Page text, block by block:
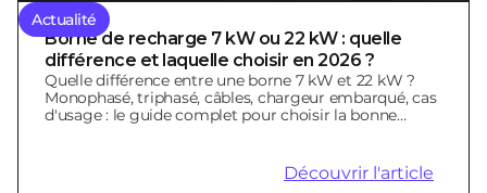
Actualité
Borne de recharge 7 kW ou 22 kW : quelle
différence et laquelle choisir en 2026 ?
Quelle différence entre une borne 7 kW et 22 kW ?
Monophasé, triphasé, câbles, chargeur embarqué, cas
d'usage : le guide complet pour choisir la bonne
Découvrir l'article